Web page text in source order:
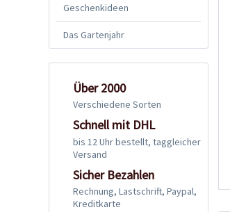
Geschenkideen
Das Gartenjahr
Über 2000
Verschiedene Sorten
Schnell mit DHL
bis 12 Uhr bestellt, taggleicher
Versand
Sicher Bezahlen
Rechnung, Lastschrift, Paypal,
Kreditkarte